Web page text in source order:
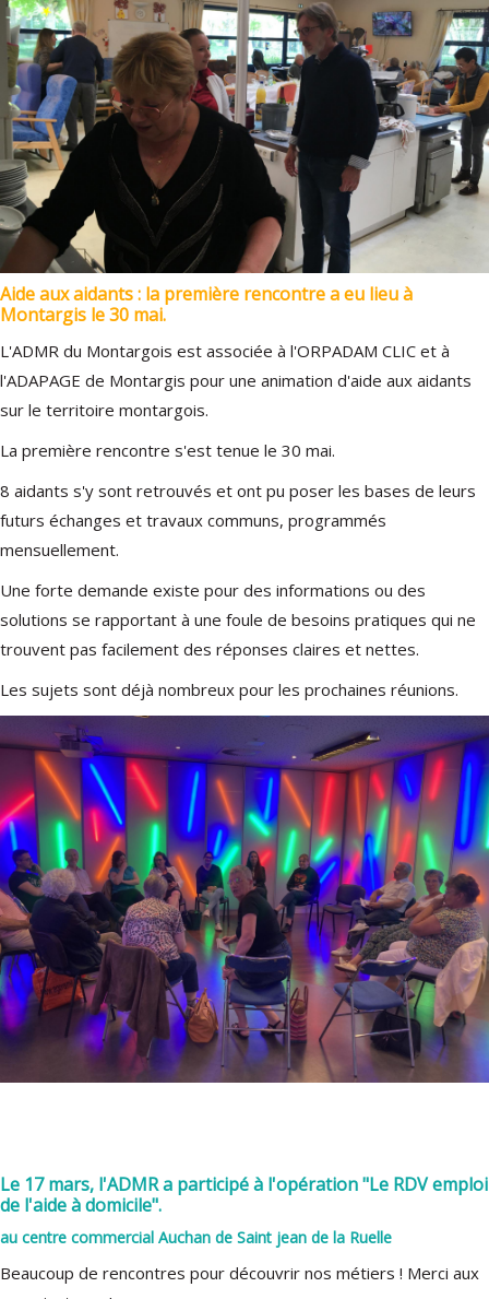
Aide aux aidants : la première rencontre a eu lieu à
Montargis le 30 mai.
L'ADMR du Montargois est associée à l'ORPADAM CLIC et à
l'ADAPAGE de Montargis pour une animation d'aide aux aidants
sur le territoire montargois.
La première rencontre s'est tenue le 30 mai.
8 aidants s'y sont retrouvés et ont pu poser les bases de leurs
futurs échanges et travaux communs, programmés
mensuellement.
Une forte demande existe pour des informations ou des
solutions se rapportant à une foule de besoins pratiques qui ne
trouvent pas facilement des réponses claires et nettes.
Les sujets sont déjà nombreux pour les prochaines réunions.
Le 17 mars, l'ADMR a participé à l'opération "Le RDV emploi
de l'aide à domicile".
au centre commercial Auchan de Saint jean de la Ruelle
Beaucoup de rencontres pour découvrir nos métiers ! Merci aux